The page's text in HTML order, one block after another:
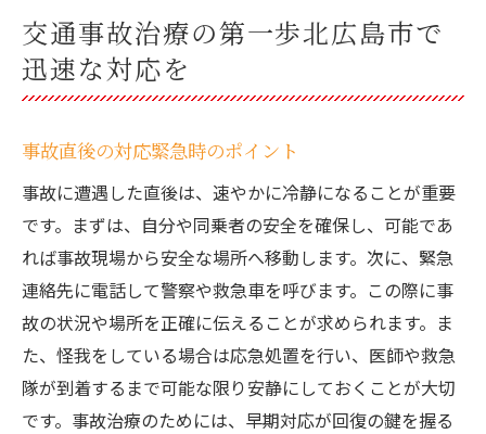
地元住民のためのサポートサービス
美沢整骨院での事故治療最新技術と経験豊富な
専門家
経験豊富な専門家による診断と治療
患者一人ひとりに合わせたカスタマイズ治
療
リハビリ設備と技術の紹介
治療とリハビリの連携体制
患者の声治療経験談
交通事故後のリハビリ身体機能の回復を目指す
リハビリの重要性とその効果
交通事故治療の第一歩北広島市で
迅速な対応を
事故直後の対応緊急時のポイント
事故に遭遇した直後は、速やかに冷静になることが重要
です。まずは、自分や同乗者の安全を確保し、可能であ
れば事故現場から安全な場所へ移動します。次に、緊急
連絡先に電話して警察や救急車を呼びます。この際に事
故の状況や場所を正確に伝えることが求められます。ま
た、怪我をしている場合は応急処置を行い、医師や救急
隊が到着するまで可能な限り安静にしておくことが大切
です。事故治療のためには、早期対応が回復の鍵を握る